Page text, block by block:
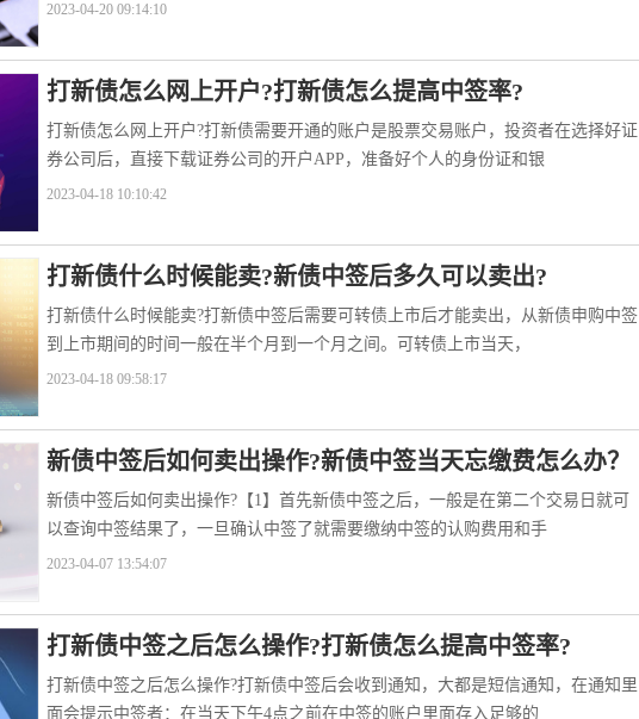
2023-04-20 09:14:10
打新债怎么网上开户?打新债怎么提高中签率?
打新债怎么网上开户?打新债需要开通的账户是股票交易账户，投资者在选择好证
券公司后，直接下载证券公司的开户APP，准备好个人的身份证和银
2023-04-18 10:10:42
打新债什么时候能卖?新债中签后多久可以卖出?
打新债什么时候能卖?打新债中签后需要可转债上市后才能卖出，从新债申购中签
到上市期间的时间一般在半个月到一个月之间。可转债上市当天，
2023-04-18 09:58:17
新债中签后如何卖出操作?新债中签当天忘缴费怎么办？
新债中签后如何卖出操作?【1】首先新债中签之后，一般是在第二个交易日就可
以查询中签结果了，一旦确认中签了就需要缴纳中签的认购费用和手
2023-04-07 13:54:07
打新债中签之后怎么操作?打新债怎么提高中签率?
打新债中签之后怎么操作?打新债中签后会收到通知，大都是短信通知，在通知里
面会提示中签者：在当天下午4点之前在中签的账户里面存入足够的